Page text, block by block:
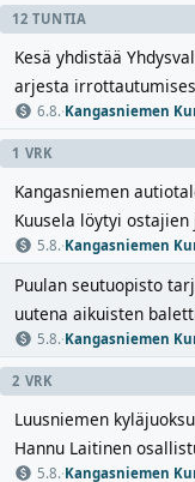
12 TUNTIA
Kesä yhdistää
arjesta
6.8.·Kangasniemen
1 VRK
Kangasniemen
Kuusela löytyi ostajien
5.8.·Kangasniemen
Puulan seutuopisto
uutena aikuisten
5.8.·Kangasniemen
2 VRK
Luusniemen
Hannu Laitinen
5.8.·Kangasniemen